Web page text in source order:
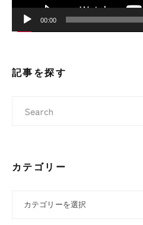
00:00
記事を探す
カテゴリー